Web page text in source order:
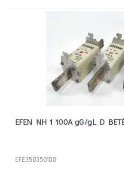
EFEN NH 1 100A gG/gL D
EFE350350100